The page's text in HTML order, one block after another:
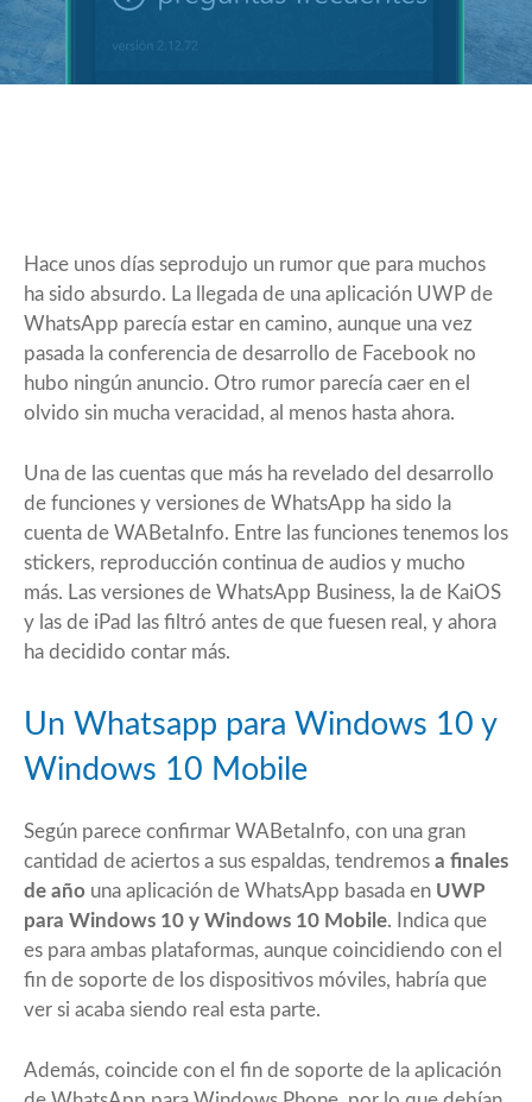
Hace unos días seprodujo un rumor que para muchos
ha sido absurdo. La llegada de una aplicación UWP de
WhatsApp parecía estar en camino, aunque una vez
pasada la conferencia de desarrollo de Facebook no
hubo ningún anuncio. Otro rumor parecía caer en el
olvido sin mucha veracidad, al menos hasta ahora.
Una de las cuentas que más ha revelado del desarrollo
de funciones y versiones de WhatsApp ha sido la
cuenta de WABetaInfo. Entre las funciones tenemos los
stickers, reproducción continua de audios y mucho
más. Las versiones de WhatsApp Business, la de KaiOS
y las de iPad las filtró antes de que fuesen real, y ahora
ha decidido contar más.
Un Whatsapp para Windows 10 y
Windows 10 Mobile
Según parece confirmar WABetaInfo, con una gran
cantidad de aciertos a sus espaldas, tendremos a finales
de año una aplicación de WhatsApp basada en UWP
para Windows 10 y Windows 10 Mobile. Indica que
es para ambas plataformas, aunque coincidiendo con el
fin de soporte de los dispositivos móviles, habría que
ver si acaba siendo real esta parte.
Además, coincide con el fin de soporte de la aplicación